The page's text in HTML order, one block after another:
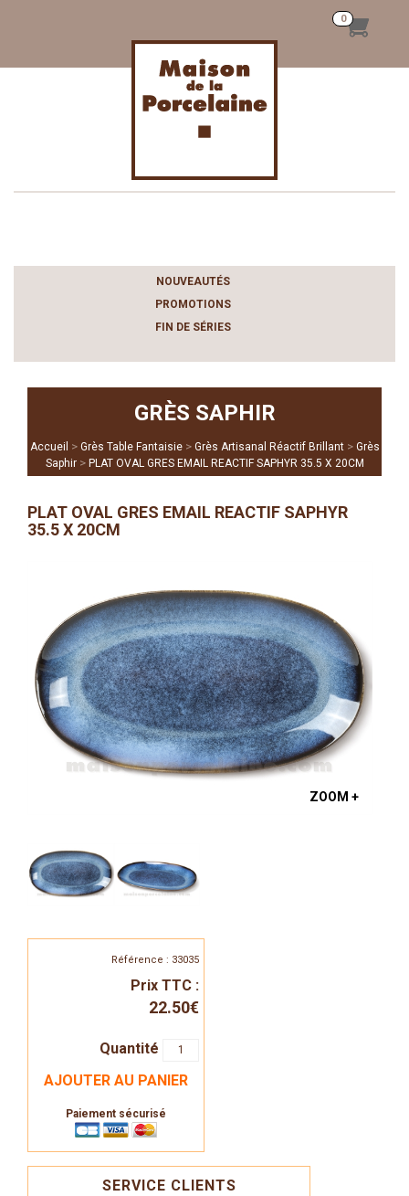
NOUVEAUTÉS
PROMOTIONS
FIN DE SÉRIES
GRÈS SAPHIR
Accueil > Grès Table Fantaisie > Grès Artisanal Réactif Brillant > Grès
Saphir > PLAT OVAL GRES EMAIL REACTIF SAPHYR 35.5 X 20CM
PLAT OVAL GRES EMAIL REACTIF SAPHYR
35.5 X 20CM
ZOOM +
Référence : 33035
Prix TTC :
22.50€
Quantité
AJOUTER AU PANIER
Paiement sécurisé
SERVICE CLIENTS